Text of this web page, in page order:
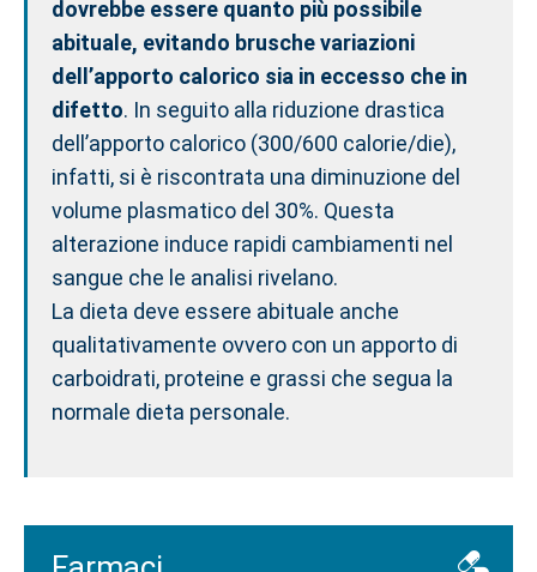
dovrebbe essere quanto più possibile
abituale, evitando brusche variazioni
dell’apporto calorico sia in eccesso che in
difetto. In seguito alla riduzione drastica
dell’apporto calorico (300/600 calorie/die),
infatti, si è riscontrata una diminuzione del
volume plasmatico del 30%. Questa
alterazione induce rapidi cambiamenti nel
sangue che le analisi rivelano.
La dieta deve essere abituale anche
qualitativamente ovvero con un apporto di
carboidrati, proteine e grassi che segua la
normale dieta personale.